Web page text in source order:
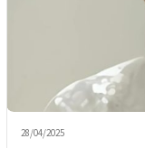
28/04/2025